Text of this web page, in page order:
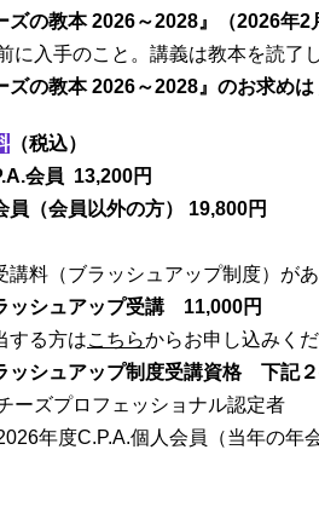
ズの教本 2026～2028』（2026年2
に入手のこと。講義は教本を読了
ズの教本 2026～2028 』のお求めは
（税込）
会員 13,200円
員（会員以外の方） 19,800円
講料（ブラッシュアップ制度）があ
ッシュアップ受講 11,000円
する方はこちらからお申し込みくだ
ッシュアップ制度受講資格 下記
ズプロフェッショナル認定者
年度C.P.A.個人会員（当年の年